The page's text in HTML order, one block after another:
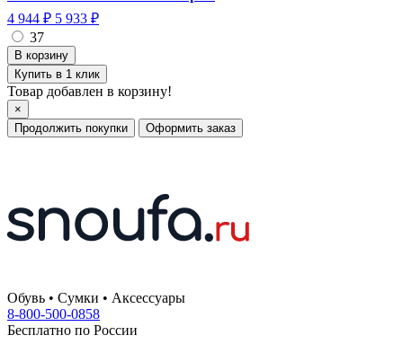
4 944 ₽ 5 933 ₽
37
Купить в 1 клик
Товар добавлен в корзину!
×
Продолжить покупки
Оформить заказ
Обувь • Сумки • Аксессуары
8-800-500-0858
Бесплатно по России